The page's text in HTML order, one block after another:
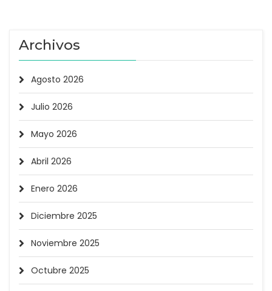
Archivos
Agosto 2026
Julio 2026
Mayo 2026
Abril 2026
Enero 2026
Diciembre 2025
Noviembre 2025
Octubre 2025